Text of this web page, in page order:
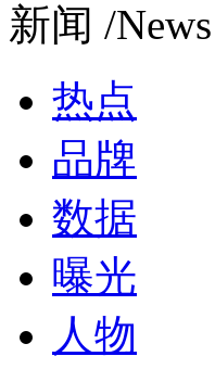
新闻 /News
热点
品牌
数据
曝光
人物